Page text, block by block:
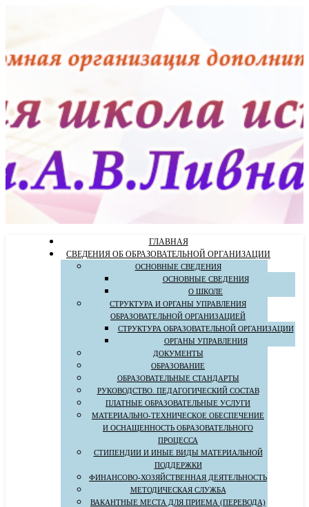
ГЛАВНАЯ
СВЕДЕНИЯ ОБ ОБРАЗОВАТЕЛЬНОЙ ОРГАНИЗАЦИИ
ОСНОВНЫЕ СВЕДЕНИЯ
ОСНОВНЫЕ СВЕДЕНИЯ
О ШКОЛЕ
СТРУКТУРА И ОРГАНЫ УПРАВЛЕНИЯ
ОБРАЗОВАТЕЛЬНОЙ ОРГАНИЗАЦИЕЙ
СТРУКТУРА ОБРАЗОВАТЕЛЬНОЙ ОРГАНИЗАЦИИ
ОРГАНЫ УПРАВЛЕНИЯ
ДОКУМЕНТЫ
ОБРАЗОВАНИЕ
ОБРАЗОВАТЕЛЬНЫЕ СТАНДАРТЫ
РУКОВОДСТВО. ПЕДАГОГИЧЕСКИЙ СОСТАВ
ПЛАТНЫЕ ОБРАЗОВАТЕЛЬНЫЕ УСЛУГИ
МАТЕРИАЛЬНО-ТЕХНИЧЕСКОЕ ОБЕСПЕЧЕНИЕ
И ОСНАЩЕННОСТЬ ОБРАЗОВАТЕЛЬНОГО
ПРОЦЕССА
СТИПЕНДИИ И ИНЫЕ ВИДЫ МАТЕРИАЛЬНОЙ
ПОДДЕРЖКИ
ФИНАНСОВО-ХОЗЯЙСТВЕННАЯ ДЕЯТЕЛЬНОСТЬ
МЕТОДИЧЕСКАЯ СЛУЖБА
ВАКАНТНЫЕ МЕСТА ДЛЯ ПРИЕМА (ПЕРЕВОДА)